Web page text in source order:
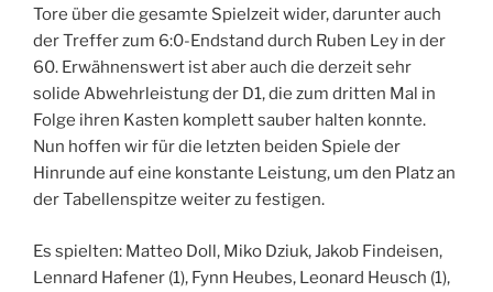
Tore über die gesamte Spielzeit wider, darunter auch
der Treffer zum 6:0-Endstand durch Ruben Ley in der
60. Erwähnenswert ist aber auch die derzeit sehr
solide Abwehrleistung der D1, die zum dritten Mal in
Folge ihren Kasten komplett sauber halten konnte.
Nun hoffen wir für die letzten beiden Spiele der
Hinrunde auf eine konstante Leistung, um den Platz an
der Tabellenspitze weiter zu festigen.
Es spielten: Matteo Doll, Miko Dziuk, Jakob Findeisen,
Lennard Hafener (1), Fynn Heubes, Leonard Heusch (1),